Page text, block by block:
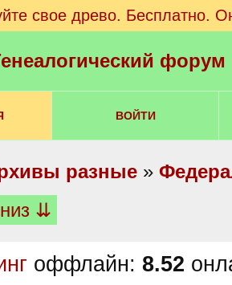
свое древо. Бесплатно.
ВОЙТИ
разные »
⇊
оффлайн: 8.52